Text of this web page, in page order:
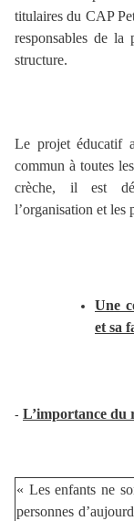
titulaires du CAP
responsables de la
structure.
Le projet éducatif
commun à toutes
crèche, il est
l’organisation et les
Une
et sa
- L’importance du
« Les enfants ne
personnes